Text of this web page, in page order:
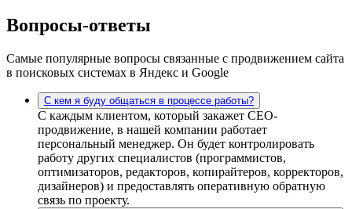
Вопросы-ответы
Самые популярные вопросы связанные с продвижением сайта
в поисковых системах в Яндекс и Google
С кем я буду общаться в процессе работы?
С каждым клиентом, который закажет СЕО-
продвижение, в нашей компании работает
персональный менеджер. Он будет контролировать
работу других специалистов (программистов,
оптимизаторов, редакторов, копирайтеров, корректоров,
дизайнеров) и предоставлять оперативную обратную
связь по проекту.